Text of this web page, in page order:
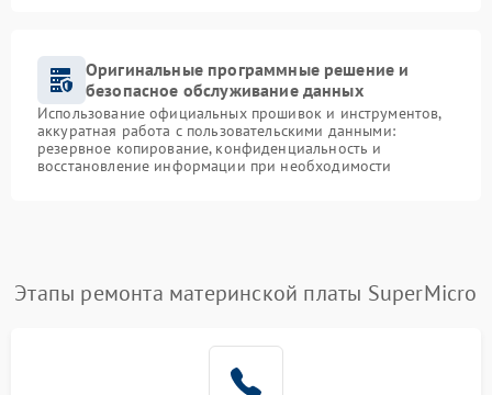
Оригинальные программные решение и
безопасное обслуживание данных
Использование официальных прошивок и инструментов,
аккуратная работа с пользовательскими данными:
резервное копирование, конфиденциальность и
восстановление информации при необходимости
Этапы ремонта материнской платы SuperMicro